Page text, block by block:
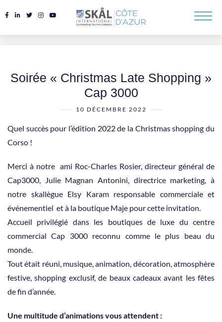
Soirée « Christmas Late Shopping »
Cap 3000
10 DÉCEMBRE 2022
Quel succès pour l’édition 2022 de la Christmas shopping du
Corso !
Merci à notre ami Roc-Charles Rosier, directeur général de
Cap3000, Julie Magnan Antonini, directrice marketing, à
notre skallègue Elsy Karam responsable commerciale et
événementiel et à la boutique Maje pour cette invitation.
Accueil privilégié dans les boutiques de luxe du centre
commercial Cap 3000 reconnu comme le plus beau du
monde.
Tout était réuni, musique, animation, décoration, atmosphère
festive, shopping exclusif, de beaux cadeaux avant les fêtes
de fin d’année.
Une multitude d’animations vous attendent :